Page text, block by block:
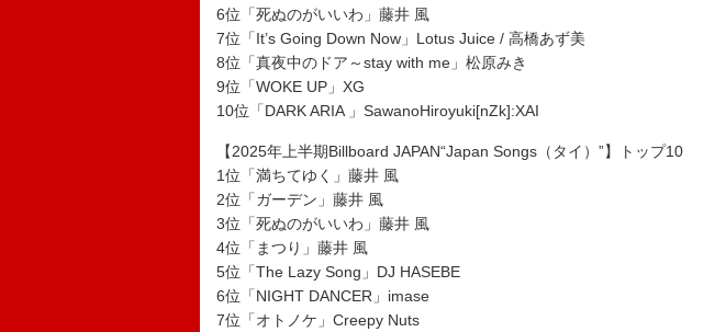
6位「死ぬのがいいわ」藤井 風
7位「It’s Going Down Now」Lotus Juice / 高橋あず美
8位「真夜中のドア～stay with me」松原みき
9位「WOKE UP」XG
10位「DARK ARIA 」SawanoHiroyuki[nZk]:XAI
【2025年上半期Billboard JAPAN“Japan Songs（タイ）”】トップ10
1位「満ちてゆく」藤井 風
2位「ガーデン」藤井 風
3位「死ぬのがいいわ」藤井 風
4位「まつり」藤井 風
5位「The Lazy Song」DJ HASEBE
6位「NIGHT DANCER」imase
7位「オトノケ」Creepy Nuts